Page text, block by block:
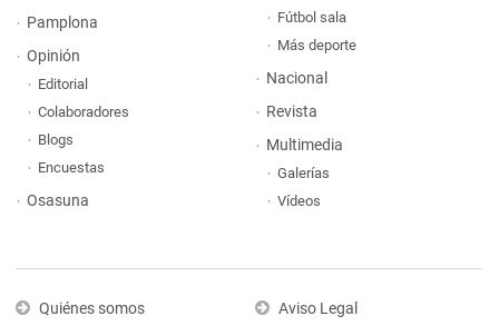
Pamplona
Opinión
Editorial
Colaboradores
Blogs
Encuestas
Osasuna
Fútbol sala
Más deporte
Nacional
Revista
Multimedia
Galerías
Vídeos
Quiénes somos
Aviso Legal